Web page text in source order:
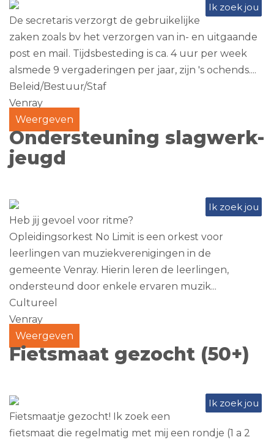
Ik zoek jou
De secretaris verzorgt de gebruikelijke
zaken zoals bv het verzorgen van in- en uitgaande
post en mail. Tijdsbesteding is ca. 4 uur per week
alsmede 9 vergaderingen per jaar, zijn 's ochends....
Beleid/Bestuur/Staf
Venray
Weergeven
Ondersteuning slagwerk-
jeugd
Ik zoek jou
Heb jij gevoel voor ritme?
Opleidingsorkest No Limit is een orkest voor
leerlingen van muziekverenigingen in de
gemeente Venray. Hierin leren de leerlingen,
ondersteund door enkele ervaren muzik...
Cultureel
Venray
Weergeven
Fietsmaat gezocht (50+)
Ik zoek jou
Fietsmaatje gezocht! Ik zoek een
fietsmaat die regelmatig met mij een rondje (1 a 2